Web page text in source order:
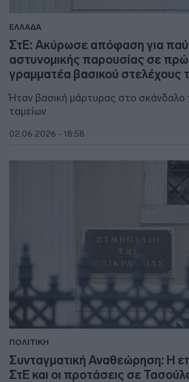
ΕΛΛΑΔΑ
ΣτΕ: Ακύρωσε απόφαση για
αστυνομικής παρουσίας σε
γραμματέα βασικού στελέχους
Ήταν βασική μάρτυρας στο σκάνδαλο
ταμείων
02.06.2026 - 18:58
ΠΟΛΙΤΙΚΗ
Συνταγματική Αναθεώρηση: Η
ΣτΕ και οι προτάσεις σε